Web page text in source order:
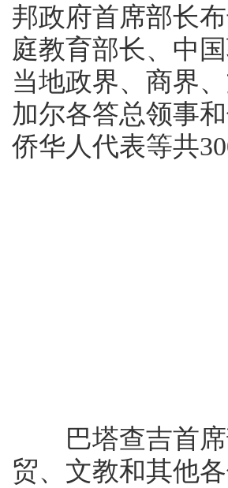
邦政府首席部长
庭教育部长、中
当地政界、商界
加尔各答总领事
侨华人代表等共
巴塔查吉首席
贸、文教和其他